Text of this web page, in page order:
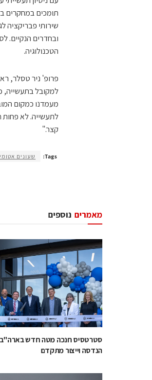
תומכים במחקרים
שירותי פבריקציה
ובחדרים הנקיים.
הטכנולוגיה.
למקובל בתעשייה,
מעמדנו כמקום
לתעשייה. לא פחות
קצר."
Tags: שעונים
נוספים מאמרים
סטרטסיס חנכה מטה חדש בארה"ב
הנדסה וייצור מתקדם